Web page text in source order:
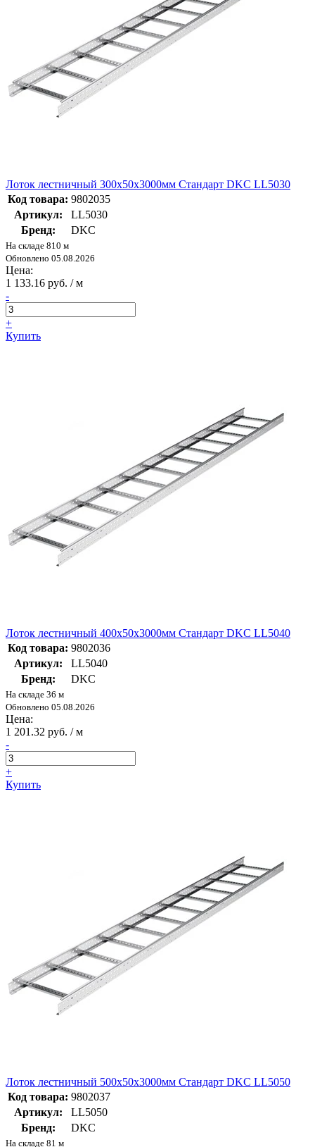
Лоток лестничный 300х50х3000мм Стандарт DKC LL5030
Код товара: 9802035
Артикул:
LL5030
Бренд:
DKC
На складе 810 м
Обновлено 05.08.2026
Цена:
1 133.16 руб. / м
-
+
Купить
Лоток лестничный 400х50х3000мм Стандарт DKC LL5040
Код товара: 9802036
Артикул:
LL5040
Бренд:
DKC
На складе 36 м
Обновлено 05.08.2026
Цена:
1 201.32 руб. / м
-
+
Купить
Лоток лестничный 500х50х3000мм Стандарт DKC LL5050
Код товара: 9802037
Артикул:
LL5050
Бренд:
DKC
На складе 81 м